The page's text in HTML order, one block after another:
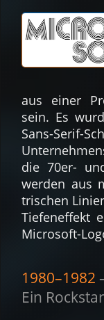
aus einer
sein. Es
Sans-Serif-
die 70er-
werden aus
trischen
Tiefen­effekt
Micro­soft-
1980–1982
Ein